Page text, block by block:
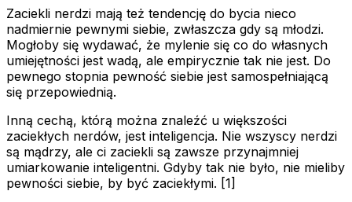
Zaciekli nerdzi mają też tendencję do bycia nieco
nadmiernie pewnymi siebie, zwłaszcza gdy są młodzi.
Mogłoby się wydawać, że mylenie się co do własnych
umiejętności jest wadą, ale empirycznie tak nie jest. Do
pewnego stopnia pewność siebie jest samospełniającą
się przepowiednią.
Inną cechą, którą można znaleźć u większości
zaciekłych nerdów, jest inteligencja. Nie wszyscy nerdzi
są mądrzy, ale ci zaciekli są zawsze przynajmniej
umiarkowanie inteligentni. Gdyby tak nie było, nie mieliby
pewności siebie, by być zaciekłymi. [1]